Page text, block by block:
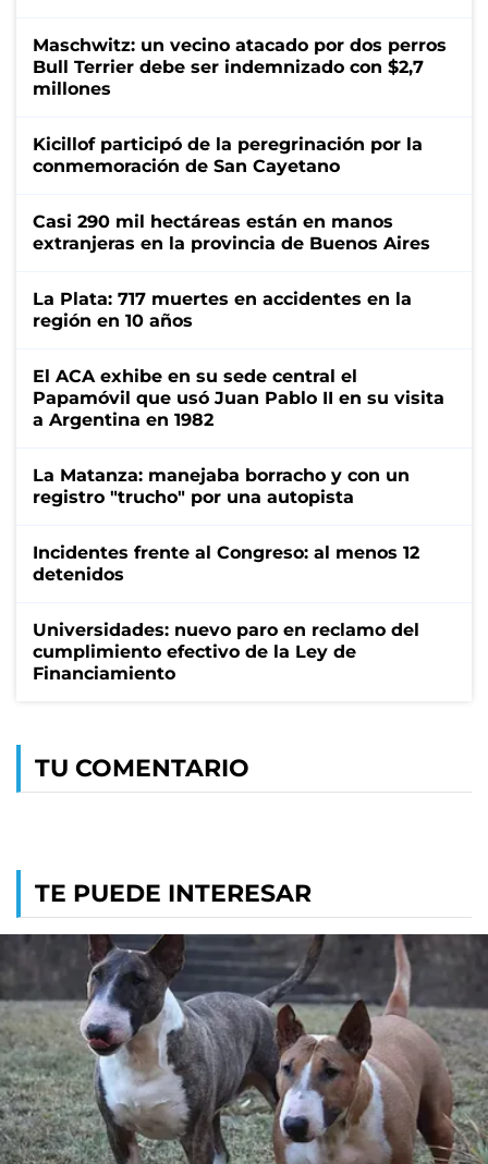
Maschwitz: un vecino atacado por dos perros
Bull Terrier debe ser indemnizado con $2,7
millones
Kicillof participó de la peregrinación por la
conmemoración de San Cayetano
Casi 290 mil hectáreas están en manos
extranjeras en la provincia de Buenos Aires
La Plata: 717 muertes en accidentes en la
región en 10 años
El ACA exhibe en su sede central el
Papamóvil que usó Juan Pablo II en su visita
a Argentina en 1982
La Matanza: manejaba borracho y con un
registro "trucho" por una autopista
Incidentes frente al Congreso: al menos 12
detenidos
Universidades: nuevo paro en reclamo del
cumplimiento efectivo de la Ley de
Financiamiento
TU COMENTARIO
TE PUEDE INTERESAR